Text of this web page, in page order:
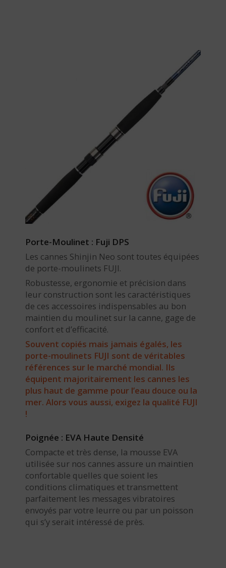
Porte-Moulinet : Fuji DPS
Les cannes Shinjin Neo sont toutes équipées
de porte-moulinets FUJI.
Robustesse, ergonomie et précision dans
leur construction sont les caractéristiques
de ces accessoires indispensables au bon
maintien du moulinet sur la canne, gage de
confort et d’efficacité.
Souvent copiés mais jamais égalés, les
porte-moulinets FUJI sont de véritables
références sur le marché mondial. Ils
équipent majoritairement les cannes les
plus haut de gamme pour l’eau douce ou la
mer. Alors vous aussi, exigez la qualité FUJI
!
Poignée : EVA Haute Densité
Compacte et très dense, la mousse EVA
utilisée sur nos cannes assure un maintien
confortable quelles que soient les
conditions climatiques et transmettent
parfaitement les messages vibratoires
envoyés par votre leurre ou par un poisson
qui s’y serait intéressé de près.